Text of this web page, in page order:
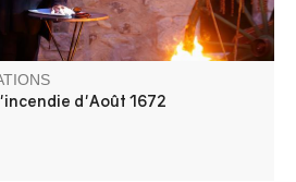
d'Août 1672